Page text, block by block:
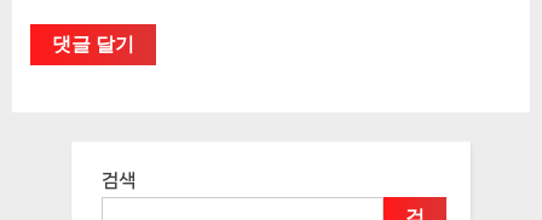
검색